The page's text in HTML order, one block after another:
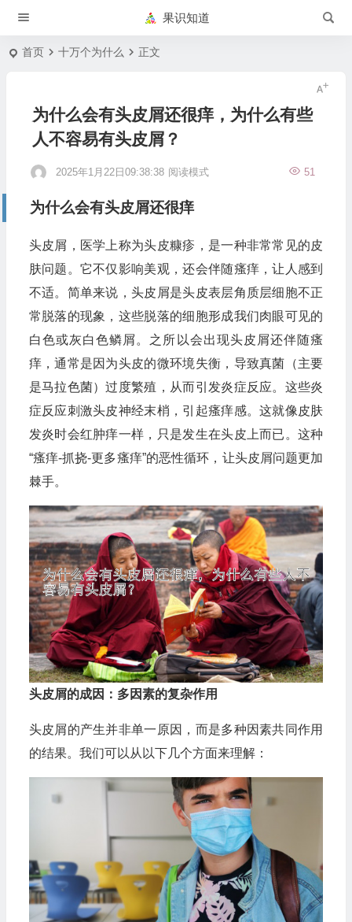
果识知道
首页 十万个为什么 正文
为什么会有头皮屑还很痒，为什么有些
人不容易有头皮屑？
2025年1月22日09:38:38 51
阅读模式
为什么会有头皮屑还很痒
头皮屑，医学上称为头皮糠疹，是一种非常常见的皮
肤问题。它不仅影响美观，还会伴随瘙痒，让人感到
不适。简单来说，头皮屑是头皮表层角质层细胞不正
常脱落的现象，这些脱落的细胞形成我们肉眼可见的
白色或灰白色鳞屑。之所以会出现头皮屑还伴随瘙
痒，通常是因为头皮的微环境失衡，导致真菌（主要
是马拉色菌）过度繁殖，从而引发炎症反应。这些炎
症反应刺激头皮神经末梢，引起瘙痒感。这就像皮肤
发炎时会红肿痒一样，只是发生在头皮上而已。这种
“瘙痒-抓挠-更多瘙痒”的恶性循环，让头皮屑问题更加
棘手。
头皮屑的成因：多因素的复杂作用
头皮屑的产生并非单一原因，而是多种因素共同作用
的结果。我们可以从以下几个方面来理解：